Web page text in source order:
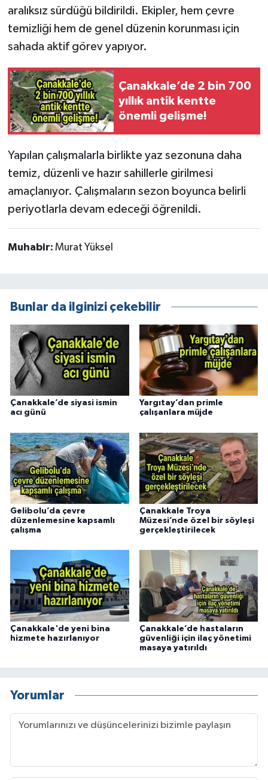
aralıksız sürdüğü bildirildi. Ekipler, hem çevre
temizliği hem de genel düzenin korunması için
sahada aktif görev yapıyor.
Çanakkale’de 2 bin 700
yıllık antik kentte
önemli gelişme!
Yapılan çalışmalarla birlikte yaz sezonuna daha
temiz, düzenli ve hazır sahillerle girilmesi
amaçlanıyor. Çalışmaların sezon boyunca belirli
periyotlarla devam edeceği öğrenildi.
Muhabir: Murat Yüksel
Bunlar da ilginizi çekebilir
Çanakkale’de siyasi ismin
acı günü
Yargıtay’dan primle
çalışanlara müjde
Gelibolu’da çevre
düzenlemesine kapsamlı
çalışma
Çanakkale Troya
Müzesi’nde özel bir söyleşi
gerçekleştirilecek
Çanakkale'de yeni bina
hizmete hazırlanıyor
Çanakkale’de hastaların
güvenliği için ilaç yönetimi
masaya yatırıldı
Yorumlar